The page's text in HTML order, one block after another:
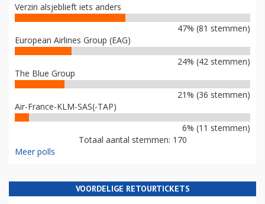
Verzin alsjeblieft iets anders
47% (81 stemmen)
European Airlines Group (EAG)
24% (42 stemmen)
The Blue Group
21% (36 stemmen)
Air-France-KLM-SAS(-TAP)
6% (11 stemmen)
Totaal aantal stemmen: 170
Meer polls
VOORDELIGE RETOURTICKETS